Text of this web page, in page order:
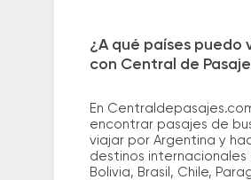
¿A qué países puedo
con Central de
En
encontrar pasajes de
viajar por Argentina y
destinos internacionales
Bolivia, Brasil, Chile,